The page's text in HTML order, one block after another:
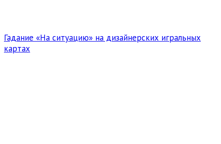
Гадание «На ситуацию» на дизайнерских игральных
картах